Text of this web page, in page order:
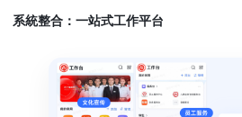
系統整合：一站式工作平台